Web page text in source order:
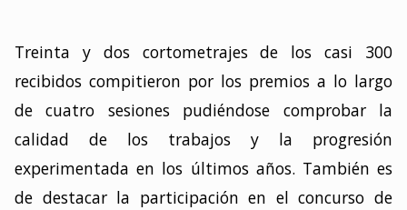
Treinta y dos cortometrajes de los casi 300
recibidos compitieron por los premios a lo largo
de cuatro sesiones pudiéndose comprobar la
calidad de los trabajos y la progresión
experimentada en los últimos años. También es
de destacar la participación en el concurso de